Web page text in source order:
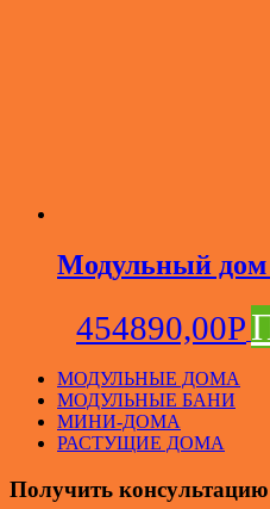
Модульный
454890,00Р
МОДУЛЬНЫЕ ДОМА
МОДУЛЬНЫЕ БАНИ
МИНИ-ДОМА
РАСТУЩИЕ ДОМА
Получить консультацию